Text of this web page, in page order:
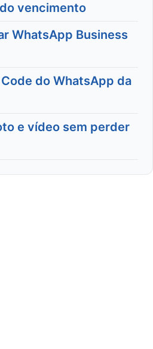
vencimento
WhatsApp Business
do WhatsApp da
e vídeo sem perder